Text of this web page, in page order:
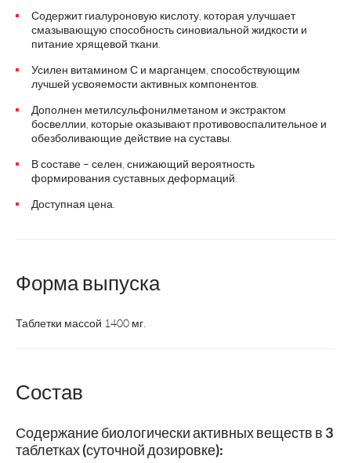
Содержит гиалуроновую кислоту, которая улучшает
смазывающую способность синовиальной жидкости и
питание хрящевой ткани.
Усилен витамином С и марганцем, способствующим
лучшей усвояемости активных компонентов.
Дополнен метилсульфонилметаном и экстрактом
босвеллии, которые оказывают противовоспалительное и
обезболивающие действие на суставы.
В составе – селен, снижающий вероятность
формирования суставных деформаций.
Доступная цена.
Форма выпуска
Таблетки массой 1400 мг.
Состав
Содержание биологически активных веществ в 3
таблетках (суточной дозировке):